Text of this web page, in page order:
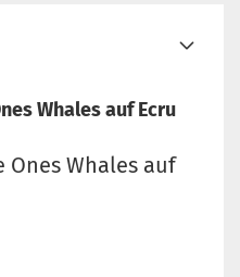
Whales auf Ecru
Ones Whales auf